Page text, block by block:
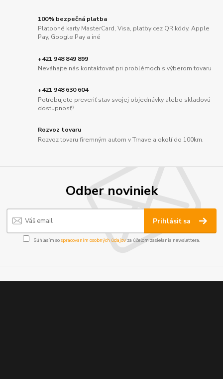
100% bezpečná platba
Platobné karty MasterCard, Visa, platby cez QR kódy, Apple
Pay, Google Pay a iné
+421 948 849 899
Neváhajte nás kontaktovať pri problémoch s výberom tovaru
+421 948 630 604
Potrebujete preveriť stav svojej objednávky alebo skladovú
dostupnosť?
Rozvoz tovaru
Rozvoz tovaru firemným autom v Trnave a okolí do 100km.
Odber noviniek
Prihlásiť sa
Súhlasím sospracovaním osobných údajov za účelom zasielania newslettera.